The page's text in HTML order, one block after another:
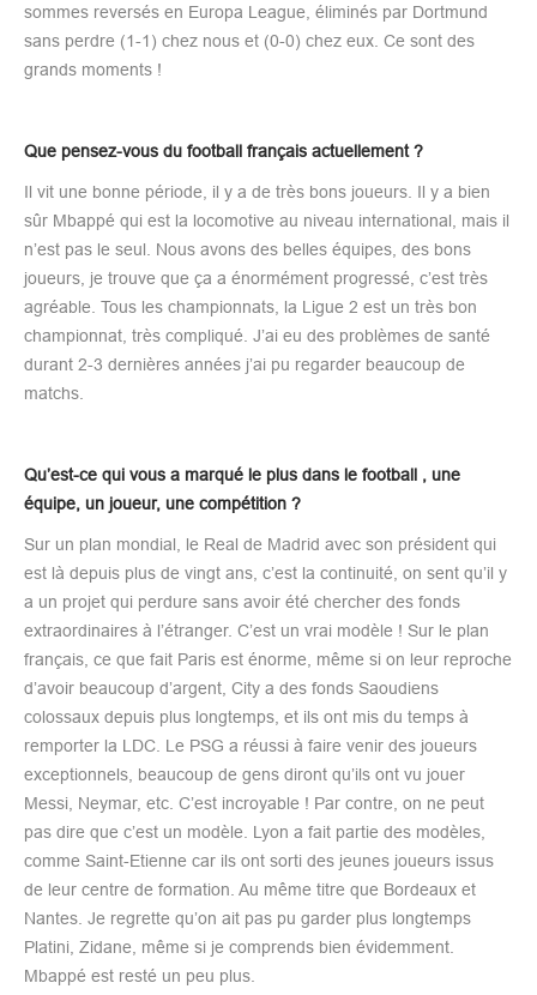
sommes reversés en Europa League, éliminés par Dortmund
sans perdre (1-1) chez nous et (0-0) chez eux. Ce sont des
grands moments !
Que pensez-vous du football français actuellement ?
Il vit une bonne période, il y a de très bons joueurs. Il y a bien
sûr Mbappé qui est la locomotive au niveau international, mais il
n’est pas le seul. Nous avons des belles équipes, des bons
joueurs, je trouve que ça a énormément progressé, c’est très
agréable. Tous les championnats, la Ligue 2 est un très bon
championnat, très compliqué. J’ai eu des problèmes de santé
durant 2-3 dernières années j’ai pu regarder beaucoup de
matchs.
Qu’est-ce qui vous a marqué le plus dans le football , une
équipe, un joueur, une compétition ?
Sur un plan mondial, le Real de Madrid avec son président qui
est là depuis plus de vingt ans, c’est la continuité, on sent qu’il y
a un projet qui perdure sans avoir été chercher des fonds
extraordinaires à l’étranger. C’est un vrai modèle ! Sur le plan
français, ce que fait Paris est énorme, même si on leur reproche
d’avoir beaucoup d’argent, City a des fonds Saoudiens
colossaux depuis plus longtemps, et ils ont mis du temps à
remporter la LDC. Le PSG a réussi à faire venir des joueurs
exceptionnels, beaucoup de gens diront qu’ils ont vu jouer
Messi, Neymar, etc. C’est incroyable ! Par contre, on ne peut
pas dire que c’est un modèle. Lyon a fait partie des modèles,
comme Saint-Etienne car ils ont sorti des jeunes joueurs issus
de leur centre de formation. Au même titre que Bordeaux et
Nantes. Je regrette qu’on ait pas pu garder plus longtemps
Platini, Zidane, même si je comprends bien évidemment.
Mbappé est resté un peu plus.